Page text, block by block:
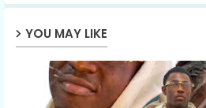
YOU MAY LIKE